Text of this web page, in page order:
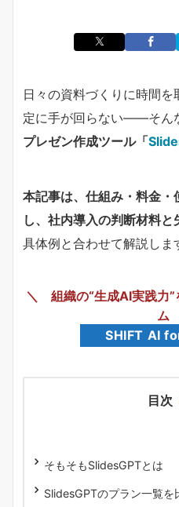
日々の資料づくりに時間
定に手が回らない――そん
プレゼン作成ツール「
本記事は、仕組み・料金・
し、社内導入の判断材料と
具体例と合わせて解説しま
＼ 組織の“生成AI実践力”
ム
SHIFT AI
目次
そもそもSlidesGPTとは
SlidesGPTのプラン一覧を